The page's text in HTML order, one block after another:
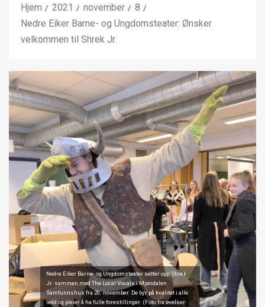
Hjem 2021 november
8
Nedre Eiker Barne- og Ungdomsteater: Ønsker
velkommen til Shrek Jr.
Nedre Eiker Barne- og Ungdomsteater setter opp Shrek
Jr. sammen med The Local Vocals i Mjøndalen
Samfunnshus fra 20. november. De byr på kvalitet i alle
ledd og pleier å ha fulle forestillinger. (Foto fra øvelser: